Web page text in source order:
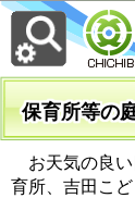
保育所等の
お天気の良い
育所、吉田こど